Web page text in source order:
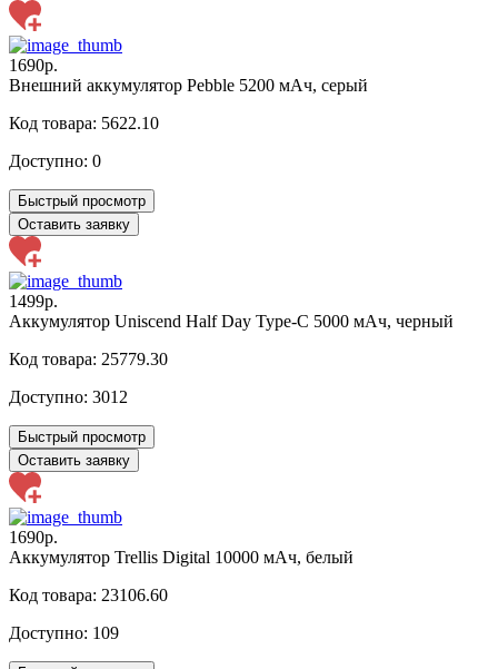
1690р.
Внешний аккумулятор Pebble 5200 мАч, серый
Код товара: 5622.10
Доступно: 0
Быстрый просмотр
Оставить заявку
1499р.
Аккумулятор Uniscend Half Day Type-C 5000 мАч, черный
Код товара: 25779.30
Доступно: 3012
Быстрый просмотр
Оставить заявку
1690р.
Аккумулятор Trellis Digital 10000 мАч, белый
Код товара: 23106.60
Доступно: 109